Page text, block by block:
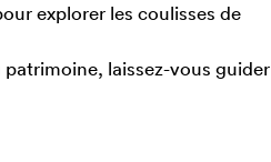
explorer les coulisses de
patrimoine, laissez-vous guider